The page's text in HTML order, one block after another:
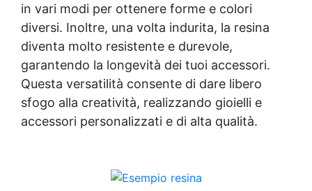
in vari modi per ottenere forme e colori
diversi. Inoltre, una volta indurita, la resina
diventa molto resistente e durevole,
garantendo la longevità dei tuoi accessori.
Questa versatilità consente di dare libero
sfogo alla creatività, realizzando gioielli e
accessori personalizzati e di alta qualità.